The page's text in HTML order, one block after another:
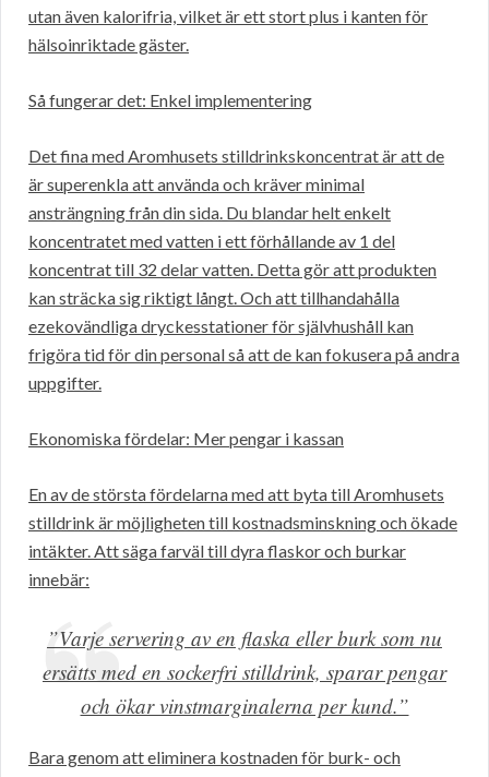
utan även kalorifria, vilket är ett stort plus i kanten för
hälsoinriktade gäster.
Så fungerar det: Enkel implementering
Det fina med Aromhusets stilldrinkskoncentrat är att de
är superenkla att använda och kräver minimal
ansträngning från din sida. Du blandar helt enkelt
koncentratet med vatten i ett förhållande av 1 del
koncentrat till 32 delar vatten. Detta gör att produkten
kan sträcka sig riktigt långt. Och att tillhandahålla
ezekovändliga dryckesstationer för självhushåll kan
frigöra tid för din personal så att de kan fokusera på andra
uppgifter.
Ekonomiska fördelar: Mer pengar i kassan
En av de största fördelarna med att byta till Aromhusets
stilldrink är möjligheten till kostnadsminskning och ökade
intäkter. Att säga farväl till dyra flaskor och burkar
innebär:
”Varje servering av en flaska eller burk som nu
ersätts med en sockerfri stilldrink, sparar pengar
och ökar vinstmarginalerna per kund.”
Bara genom att eliminera kostnaden för burk- och